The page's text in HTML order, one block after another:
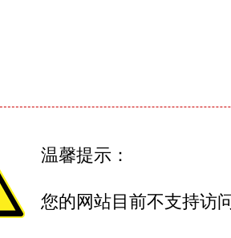
温馨提示：
您的网站目前不支持访